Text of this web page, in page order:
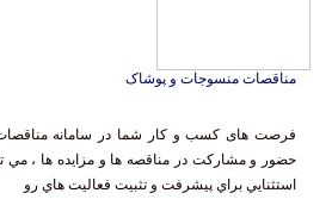
مناقصات منسوجات و پوشاک
فرصت های کسب و کار شما در سامانه مناقصات
حضور و مشاركت در مناقصه ها و مزايده ها ، مي
استثنايي براي پيشرفت و تثبيت فعاليت هاي رو